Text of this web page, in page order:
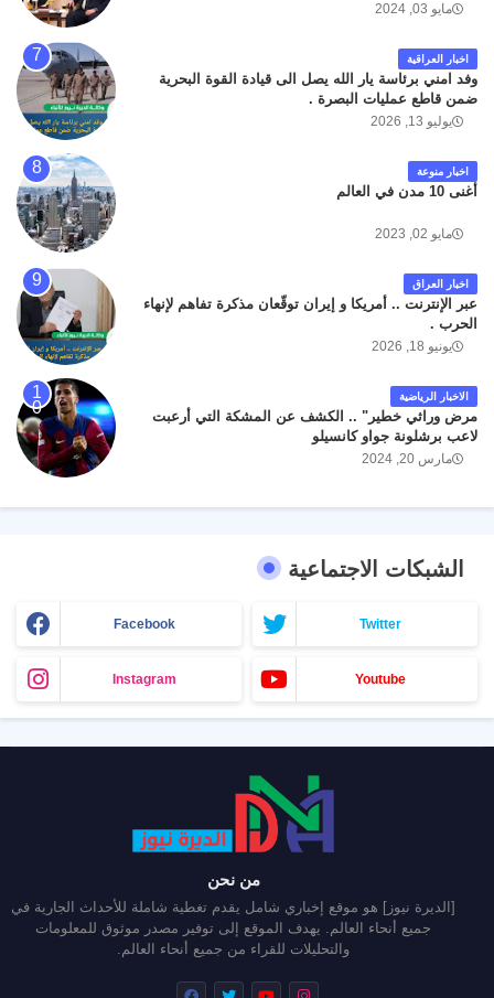
مايو 03, 2024
اخبار العراقية
وفد امني برئاسة يار الله يصل الى قيادة القوة البحرية
ضمن قاطع عمليات البصرة .
يوليو 13, 2026
اخبار منوعة
أغنى 10 مدن في العالم
مايو 02, 2023
اخبار العراق
عبر الإنترنت .. أمريكا و إيران توقّعان مذكرة تفاهم لإنهاء
الحرب .
يونيو 18, 2026
الاخبار الرياضية
مرض وراثي خطير" .. الكشف عن المشكة التي أرعبت
لاعب برشلونة جواو كانسيلو
مارس 20, 2024
الشبكات الاجتماعية
Facebook Twitter
Instagram Youtube
من نحن
[الديرة نيوز] هو موقع إخباري شامل يقدم تغطية شاملة للأحداث الجارية في
جميع أنحاء العالم. يهدف الموقع إلى توفير مصدر موثوق للمعلومات
والتحليلات للقراء من جميع أنحاء العالم.